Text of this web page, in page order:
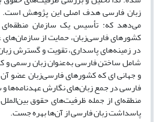
زبان فارسی هدف اصلی این پژوهش است.
می‌دهد که: تأسیس یک سازمان منطقه‌ای
کشورهای فارسی‌زبان، حمایت از سازمان‌های
در زمینه‌های پاسداری، تقویت و گسترش
شامل ساختن فارسی به‌عنوان زبان رسمی و
و جهانی ای که کشورهای فارسی‌زبان عضو
فارسی در جمع زبان‌های نگارش
منطقه‌ای از جمله ظرفیت‌های حقوق
پاسداشت زبان فارسی از آن‌ها بهره جست.